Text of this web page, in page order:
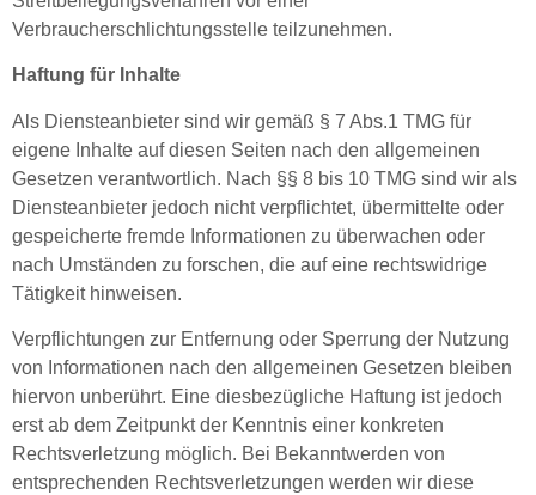
Verbraucherschlichtungsstelle teilzunehmen.
Haftung für Inhalte
Als Diensteanbieter sind wir gemäß § 7 Abs.1 TMG für
eigene Inhalte auf diesen Seiten nach den allgemeinen
Gesetzen verantwortlich. Nach §§ 8 bis 10 TMG sind wir als
Diensteanbieter jedoch nicht verpflichtet, übermittelte oder
gespeicherte fremde Informationen zu überwachen oder
nach Umständen zu forschen, die auf eine rechtswidrige
Tätigkeit hinweisen.
Verpflichtungen zur Entfernung oder Sperrung der Nutzung
von Informationen nach den allgemeinen Gesetzen bleiben
hiervon unberührt. Eine diesbezügliche Haftung ist jedoch
erst ab dem Zeitpunkt der Kenntnis einer konkreten
Rechtsverletzung möglich. Bei Bekanntwerden von
entsprechenden Rechtsverletzungen werden wir diese